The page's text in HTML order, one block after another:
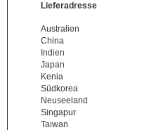
Lieferadresse
Australien
China
Indien
Japan
Kenia
Südkorea
Neuseeland
Singapur
Taiwan